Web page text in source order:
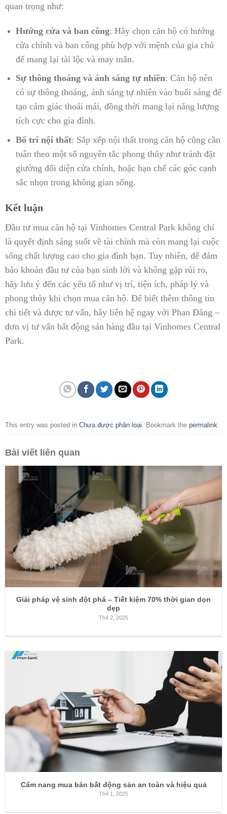
quan trọng như:
Hướng cửa và ban công: Hãy chọn căn hộ có hướng
cửa chính và ban công phù hợp với mệnh của gia chủ
để mang lại tài lộc và may mắn.
Sự thông thoáng và ánh sáng tự nhiên: Căn hộ nên
có sự thông thoáng, ánh sáng tự nhiên vào buổi sáng để
tạo cảm giác thoải mái, đồng thời mang lại năng lượng
tích cực cho gia đình.
Bố trí nội thất: Sắp xếp nội thất trong căn hộ cũng cần
tuân theo một số nguyên tắc phong thủy như tránh đặt
giường đối diện cửa chính, hoặc hạn chế các góc cạnh
sắc nhọn trong không gian sống.
Kết luận
Đầu tư mua căn hộ tại Vinhomes Central Park không chỉ
là quyết định sáng suốt về tài chính mà còn mang lại cuộc
sống chất lượng cao cho gia đình bạn. Tuy nhiên, để đảm
bảo khoản đầu tư của bạn sinh lời và không gặp rủi ro,
hãy lưu ý đến các yếu tố như vị trí, tiện ích, pháp lý và
phong thủy khi chọn mua căn hộ. Để biết thêm thông tin
chi tiết và được tư vấn, hãy liên hệ ngay với Phan Đăng –
đơn vị tư vấn bất động sản hàng đầu tại Vinhomes Central
Park.
This entry was posted in Chưa được phân loại . Bookmark the permalink
Bài viết liên quan
Giải pháp vệ sinh đột phá – Tiết kiệm 70% thời gian dọn
dẹp
Th4 2, 2025
Cẩm nang mua bán bất động sản an toàn và hiệu quả
Th4 1, 2025